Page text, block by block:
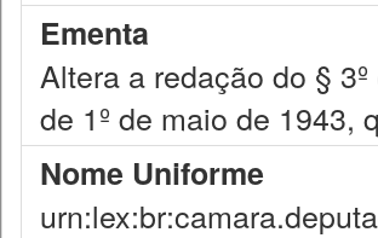
Ementa
Altera a redação do §
de 1º de maio de 1943,
Nome Uniforme